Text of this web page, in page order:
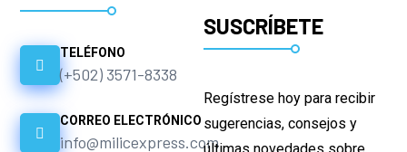
TELÉFONO
(+502) 3571-8338
CORREO ELECTRÓNICO
info@milicexpress.com
SUSCRÍBETE
Regístrese hoy para recibir
sugerencias, consejos y